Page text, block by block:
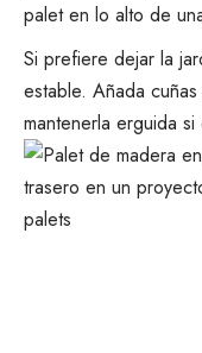
palet en lo alto de
Si prefiere dejar la
estable. Añada
mantenerla erguida